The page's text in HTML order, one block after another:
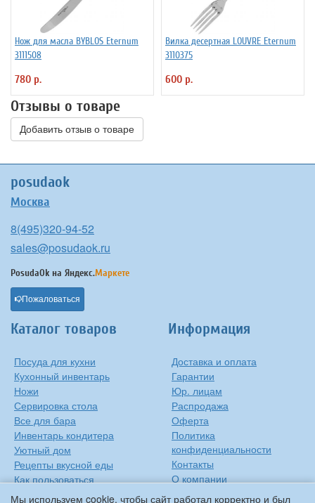
Мы используем cookie, чтобы сайт работал корректно и был
Нож для масла BYBLOS Eternum
3111508
780 р.
Вилка десертная LOUVRE Eternum
3110375
600 р.
Отзывы о товаре
Добавить отзыв о товаре
posudaok
Москва
8(495)320-94-52
sales@posudaok.ru
PosudaOk на Яндекс.Маркете
Пожаловаться
Каталог товаров
Посуда для кухни
Кухонный инвентарь
Ножи
Сервировка стола
Все для бара
Инвентарь кондитера
Уютный дом
Рецепты вкусной еды
Как пользоваться
сковородкой
Информация
Доставка и оплата
Гарантии
Юр. лицам
Распродажа
Оферта
Политика
конфиденциальности
Контакты
О компании
Сиропы Monin